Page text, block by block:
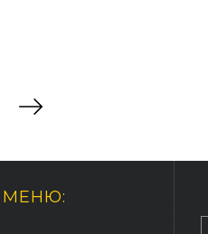
МЕНЮ: